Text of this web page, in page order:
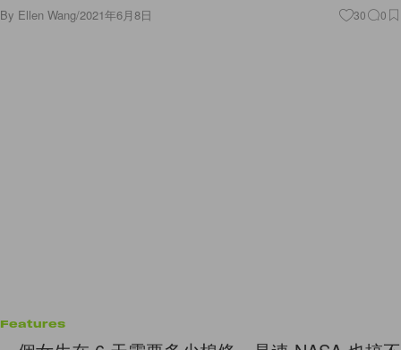
By Ellen Wang/2021年6月8日 30 0
Features